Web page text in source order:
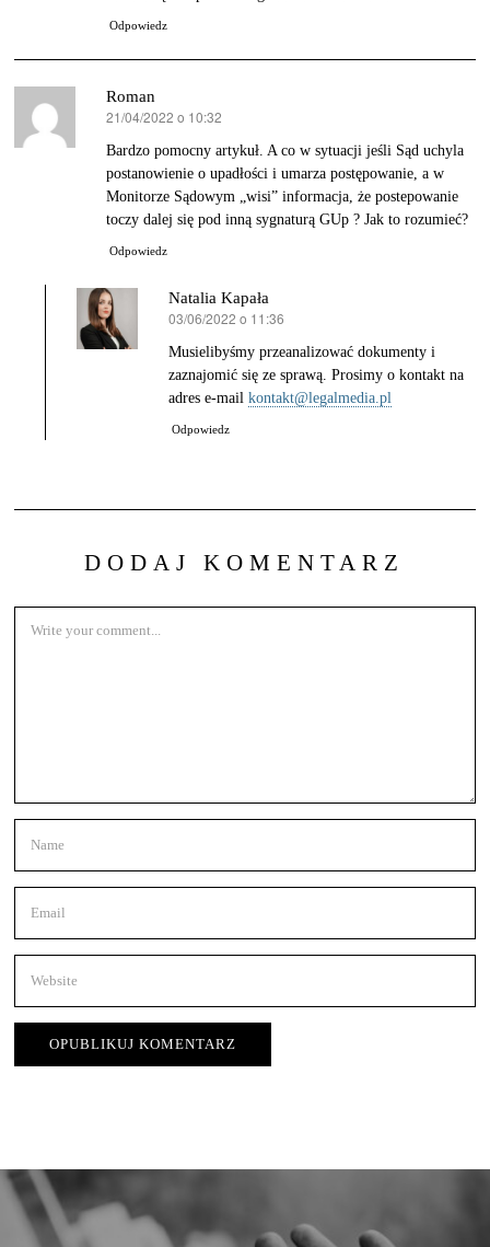
Odpowiedz
Roman
pisze:
21/04/2022 o 10:32
Bardzo pomocny artykuł. A co w sytuacji jeśli Sąd uchyla
postanowienie o upadłości i umarza postępowanie, a w
Monitorze Sądowym „wisi” informacja, że postepowanie
toczy dalej się pod inną sygnaturą GUp ? Jak to rozumieć?
Odpowiedz
Natalia Kapała
pisze:
03/06/2022 o 11:36
Musielibyśmy przeanalizować dokumenty i
zaznajomić się ze sprawą. Prosimy o kontakt na
adres e-mailkontakt@legalmedia.pl
Odpowiedz
DODAJ KOMENTARZ